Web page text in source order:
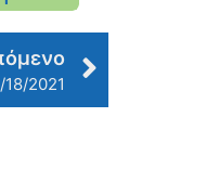
18/2021